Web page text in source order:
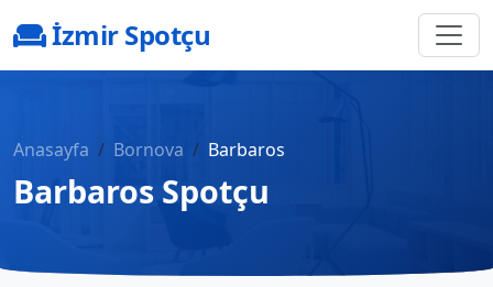
İzmir Spotçu
Anasayfa Bornova Barbaros
Barbaros Spotçu